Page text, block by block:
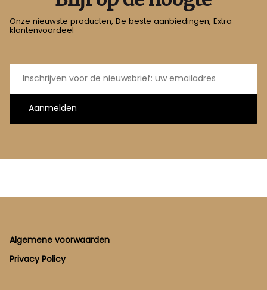
Onze nieuwste producten, De beste aanbiedingen, Extra
klantenvoordeel
E-
mailadres
Aanmelden
Footer
Algemene voorwaarden
Privacy Policy